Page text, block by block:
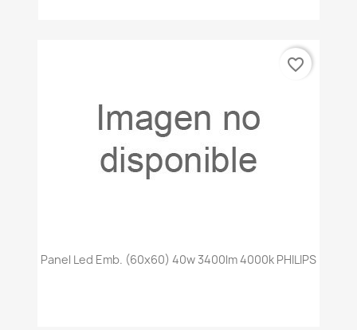
Panel Led Emb. (60x60) 40w 3400lm 4000k PHILIPS
favorite_border